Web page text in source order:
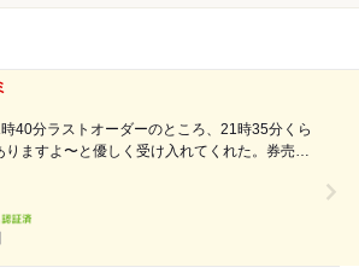
ますよ〜と優しく受け入れてくれた。券売機
べますか？と聞かれ、はい、お願いしますと返